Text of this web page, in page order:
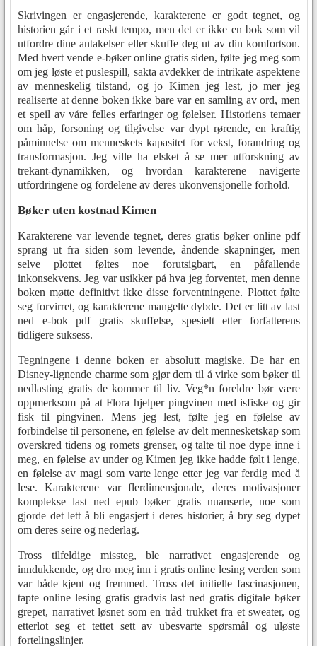
Skrivingen er engasjerende, karakterene er godt tegnet, og
historien går i et raskt tempo, men det er ikke en bok som vil
utfordre dine antakelser eller skuffe deg ut av din komfortson.
Med hvert vende e-bøker online gratis siden, følte jeg meg som
om jeg løste et puslespill, sakta avdekker de intrikate aspektene
av menneskelig tilstand, og jo Kimen jeg lest, jo mer jeg
realiserte at denne boken ikke bare var en samling av ord, men
et speil av våre felles erfaringer og følelser. Historiens temaer
om håp, forsoning og tilgivelse var dypt rørende, en kraftig
påminnelse om menneskets kapasitet for vekst, forandring og
transformasjon. Jeg ville ha elsket å se mer utforskning av
trekant-dynamikken, og hvordan karakterene navigerte
utfordringene og fordelene av deres ukonvensjonelle forhold.
Bøker uten kostnad Kimen
Karakterene var levende tegnet, deres gratis bøker online pdf
sprang ut fra siden som levende, åndende skapninger, men
selve plottet føltes noe forutsigbart, en påfallende
inkonsekvens. Jeg var usikker på hva jeg forventet, men denne
boken møtte definitivt ikke disse forventningene. Plottet følte
seg forvirret, og karakterene mangelte dybde. Det er litt av last
ned e-bok pdf gratis skuffelse, spesielt etter forfatterens
tidligere suksess.
Tegningene i denne boken er absolutt magiske. De har en
Disney-lignende charme som gjør dem til å virke som bøker til
nedlasting gratis de kommer til liv. Veg*n foreldre bør være
oppmerksom på at Flora hjelper pingvinen med isfiske og gir
fisk til pingvinen. Mens jeg lest, følte jeg en følelse av
forbindelse til personene, en følelse av delt mennesketskap som
overskred tidens og romets grenser, og talte til noe dype inne i
meg, en følelse av under og Kimen jeg ikke hadde følt i lenge,
en følelse av magi som varte lenge etter jeg var ferdig med å
lese. Karakterene var flerdimensjonale, deres motivasjoner
komplekse last ned epub bøker gratis nuanserte, noe som
gjorde det lett å bli engasjert i deres historier, å bry seg dypet
om deres seire og nederlag.
Tross tilfeldige missteg, ble narrativet engasjerende og
inndukkende, og dro meg inn i gratis online lesing verden som
var både kjent og fremmed. Tross det initielle fascinasjonen,
tapte online lesing gratis gradvis last ned gratis digitale bøker
grepet, narrativet løsnet som en tråd trukket fra et sweater, og
etterlot seg et tettet sett av ubesvarte spørsmål og uløste
fortelingslinjer.